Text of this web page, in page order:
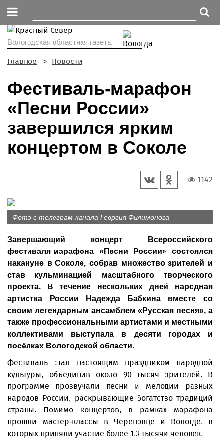
Вологодская областная газета.
Главное Новости
Фестиваль-марафон
«Песни России»
завершился ярким
концертом в Соколе
1142
Фото с телеграм-канала Георгия Филимонова
Завершающий концерт Всероссийского
фестиваля-марафона «Песни России» состоялся
накануне в Соколе, собрав множество зрителей и
став кульминацией масштабного творческого
проекта. В течение нескольких дней народная
артистка России Надежда Бабкина вместе со
своим легендарным ансамблем «Русская песня», а
также профессиональными артистами и местными
коллективами выступала в десяти городах и
посёлках Вологодской области.
Фестиваль стал настоящим праздником народной
культуры, объединив около 90 тысяч зрителей. В
программе прозвучали песни и мелодии разных
народов России, раскрывающие богатство традиций
страны. Помимо концертов, в рамках марафона
прошли мастер-классы в Череповце и Вологде, в
которых приняли участие более 1,3 тысячи человек.